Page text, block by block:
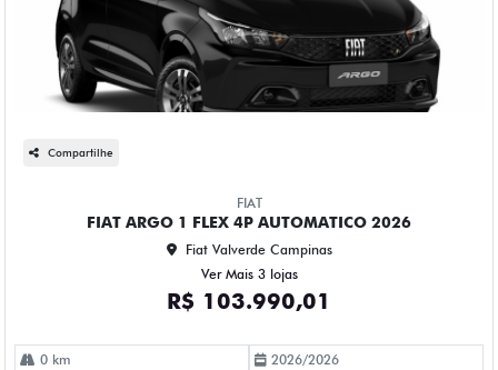
Compartilhe
FIAT
FIAT ARGO 1 FLEX 4P AUTOMATICO 2026
Fiat Valverde Campinas
Ver Mais 3 lojas
R$ 103.990,01
0 km 2026/2026